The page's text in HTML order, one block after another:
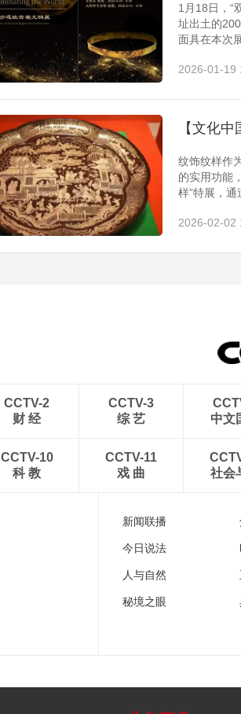
1月18日，
址出土的
面具在本次
2026-01-19
【文化
纹饰纹样作
的实用功能
样”特展，
2026-02-02
CCTV-2
财 经
CCTV-3
综 艺
中文
CCTV-10
科 教
CCTV-11
戏 曲
社会
新闻联播
今日说法
人与自然
秘境之眼